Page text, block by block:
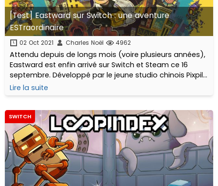
[Test] Eastward sur Switch : une aventure
ESTraordinaire
02 Oct 2021 Charles Noël 4962
Attendu depuis de longs mois (voire plusieurs années),
Eastward est enfin arrivé sur Switch et Steam ce 16
septembre. Développé par le jeune studio chinois Pixpil
et édité par Chucklefish, il s’agit d’un jeu
d’action/aventure/RPG mêlant pixel art et...
Lire la suite
SWITCH